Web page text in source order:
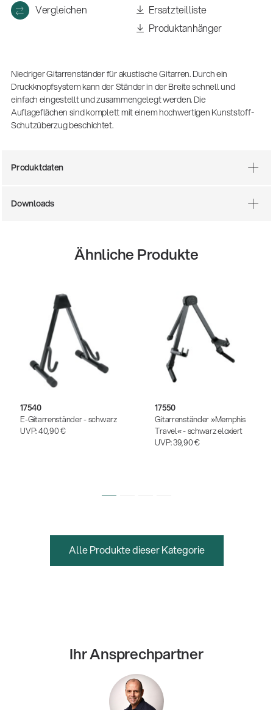
Gitarrenstuhl
Produkte
Vergleichen
Ersatzteilliste
Produktanhänger
Niedriger Gitarrenständer für akustische Gitarren. Durch ein
Druckknopfsystem kann der Ständer in der Breite schnell und
einfach eingestellt und zusammengelegt werden. Die
Auflageflächen sind komplett mit einem hochwertigen Kunststoff-
Schutzüberzug beschichtet.
Produktdaten
Downloads
Ähnliche Produkte
17540
E-Gitarrenständer - schwarz
UVP:40,90 €
17550
Gitarrenständer »Memphis
Travel« - schwarz eloxiert
UVP:39,90 €
Alle Produkte dieser Kategorie
Ihr Ansprechpartner